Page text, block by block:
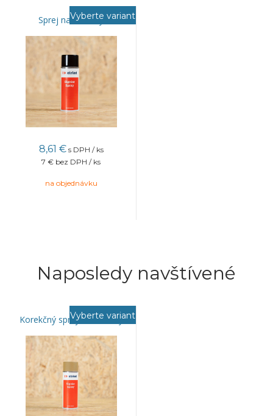
Sprej na šablóny
8,61 € s DPH / ks
7 € bez DPH / ks
Vyberte variant
na objednávku
Naposledy navštívené
Korekčný sprej na šablóny
Vyberte variant